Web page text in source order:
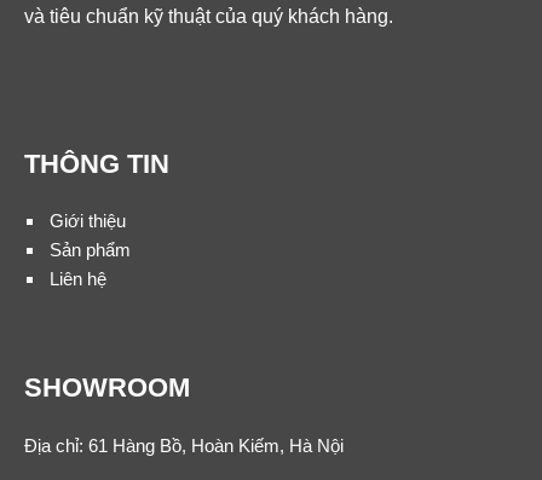
và tiêu chuẩn kỹ thuật của quý khách hàng.
THÔNG TIN
Giới thiệu
Sản phẩm
Liên hệ
SHOWROOM
Địa chỉ: 61 Hàng Bồ, Hoàn Kiếm, Hà Nội